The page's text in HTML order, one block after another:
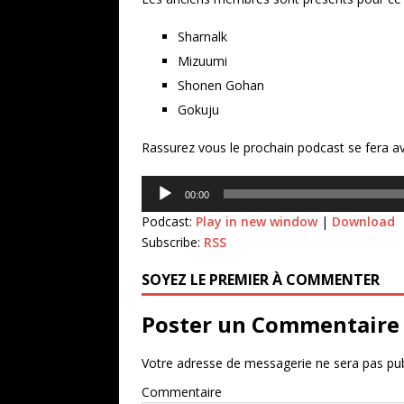
Sharnalk
Mizuumi
Shonen Gohan
Gokuju
Rassurez vous le prochain podcast se fera
Lecteur
audio
00:00
Podcast: Play in new window| Download
Subscribe: RSS
SOYEZ LE PREMIER À COMMENTER
Poster un Commentaire
Votre adresse de messagerie ne sera pas
Commentaire